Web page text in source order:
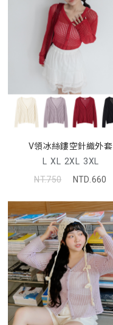
V領冰絲鏤空針織外套
L XL 2XL 3XL
NT.750
NTD.660